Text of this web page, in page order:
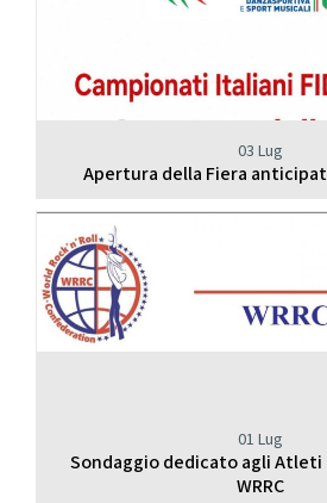
03 Lug
Apertura della Fiera
01 Lug
Sondaggio dedicato agli
WRRC